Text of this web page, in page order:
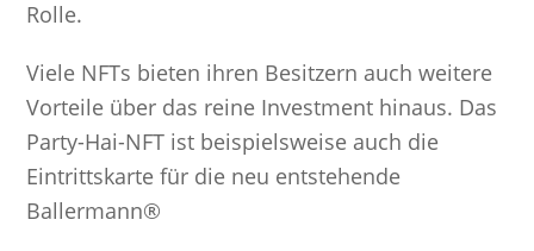
Rolle.
Viele NFTs bieten ihren Besitzern auch weitere
Vorteile über das reine Investment hinaus. Das
Party-Hai-NFT ist beispielsweise auch die
Eintrittskarte für die neu entstehende
Ballermann®